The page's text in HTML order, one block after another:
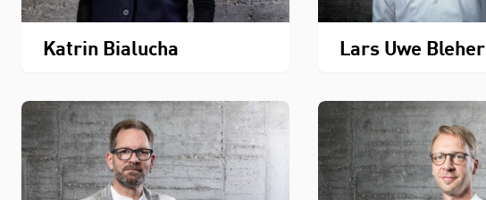
Katrin Bialucha Lars Uwe Bleher